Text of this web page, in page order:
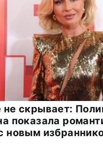
не скрывает:
показала
новым